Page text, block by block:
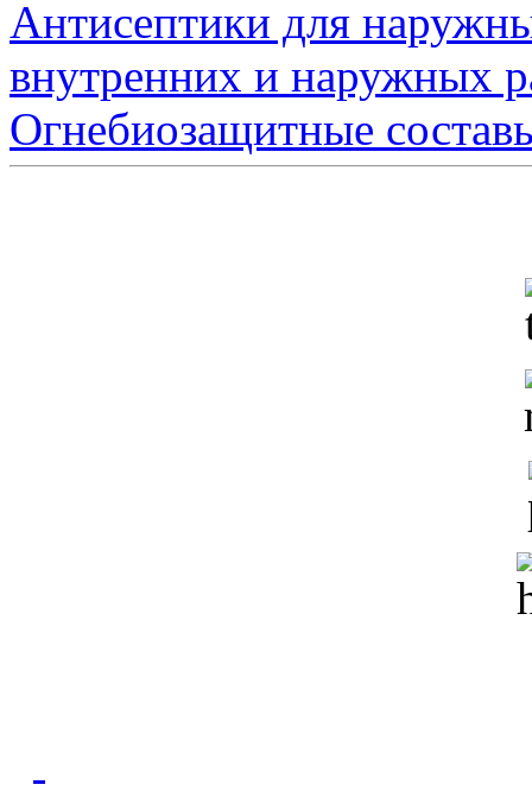
Антисептики для
внутренних и наружных
Огнебиозащитные